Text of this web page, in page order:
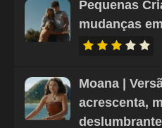
Pequenas
mudanças
Moana |
acrescenta,
deslumbrante